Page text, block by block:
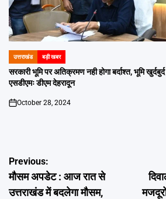
POSTED
IN
उत्तराखंड बड़ी खबर
सरकारी भूमि पर अतिक्रमण नही होगा बर्दाश्त, भूमि
एसडीएमः डीएम देहरादून
on
October 28, 2024
Post
navigation
Previous:
मौसम अपडेट : आज रात से
उत्तराखंड में बदलेगा मौसम,